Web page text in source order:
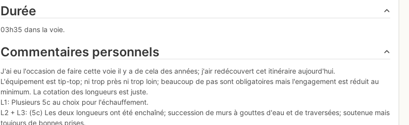
Durée
03h35 dans la voie.
Commentaires personnels
J'ai eu l'occasion de faire cette voie il y a de cela des années; j'air redécouvert cet itinéraire aujourd'hui.
L'équipement est tip-top; ni trop près ni trop loin; beaucoup de pas sont obligatoires mais l'engagement est réduit au
minimum. La cotation des longueurs est juste.
L1: Plusieurs 5c au choix pour l'échauffement.
L2 + L3: (5c) Les deux longueurs ont été enchaîné; succession de murs à gouttes d'eau et de traversées; soutenue mais
toujours de bonnes prises.